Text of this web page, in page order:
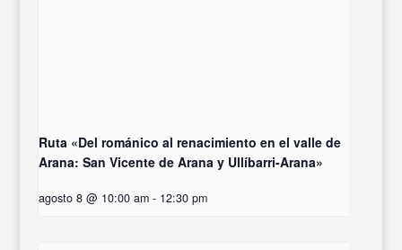
Ruta «Del románico al renacimiento en el valle de
Arana: San Vicente de Arana y Ullíbarri-Arana»
agosto 8 @ 10:00 am - 12:30 pm